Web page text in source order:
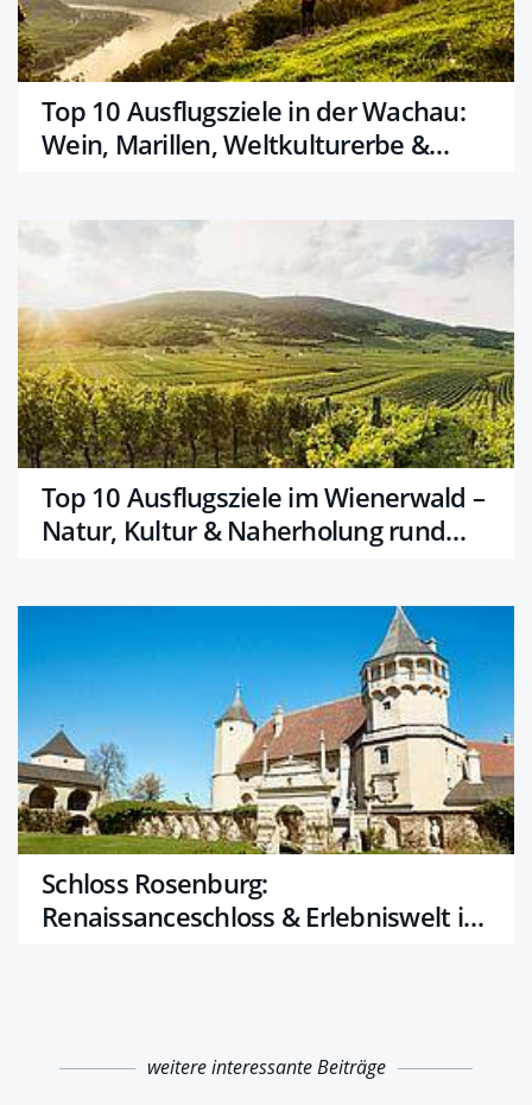
Top 10 Ausflugsziele in der Wachau:
Wein, Marillen, Weltkulturerbe &
Top 10 Ausflugsziele im Wienerwald –
Natur, Kultur & Naherholung rund
Schloss Rosenburg:
Renaissanceschloss & Erlebniswelt im
weitere interessante Beiträge